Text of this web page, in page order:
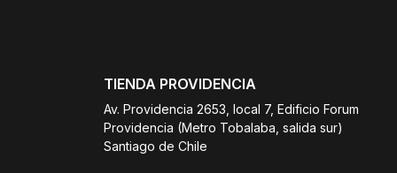
TIENDA PROVIDENCIA
Av. Providencia 2653, local 7, Edificio Forum
Providencia (Metro Tobalaba, salida sur)
Santiago de Chile